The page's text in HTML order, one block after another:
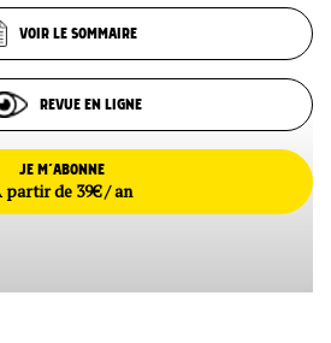
VOIR LE SOMMAIRE
REVUE EN LIGNE
JE M’ABONNE
partir de 39€ / an